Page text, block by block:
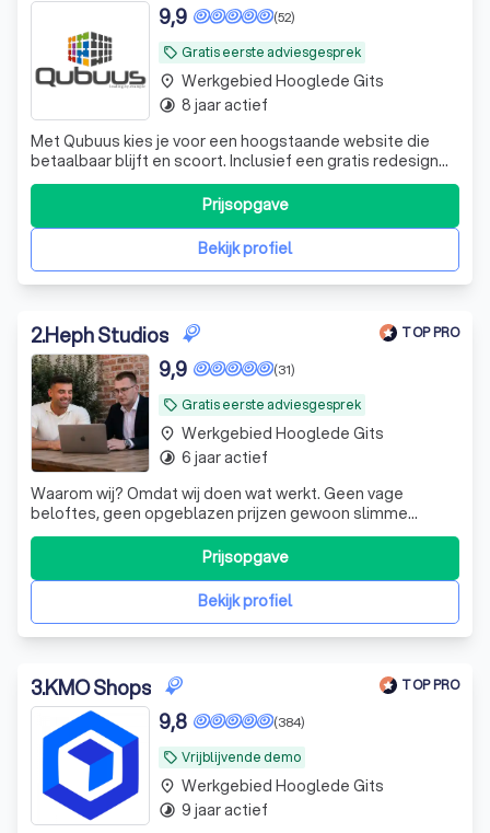
local_offer Gratis eerste adviesgesprek
(52)
9,9
Met Qubuus kies je voor een hoogstaande website die
betaalbaar blijft en scoort. Inclusief een gratis redesign
elke 5 jaar – zo blijft uw onderneming altijd sterk online
Bekijk profiel
Prijsopgave
place Werkgebied Hooglede Gits
timelapse 8 jaar actief
2.Heph Studios TOP PRO
local_offer Gratis eerste adviesgesprek
(31)
9,9
Waarom wij? Omdat wij doen wat werkt. Geen vage
beloftes, geen opgeblazen prijzen gewoon slimme
strategieën en strakke designs die klanten aantrekken. Jij
focust op je business, wij doen de rest.
Bekijk profiel
Prijsopgave
place Werkgebied Hooglede Gits
timelapse 6 jaar actief
3.KMO Shops TOP PRO
local_offer Vrijblijvende demo
(384)
9,8
place Werkgebied Hooglede Gits
timelapse 9 jaar actief